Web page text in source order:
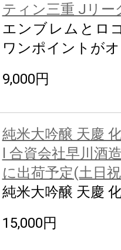
ティン三重 Jリー
エンブレムとロ
ワンポイントが
9,000円
純米大吟醸 天慶
l 合資会社早川酒
に出荷予定(土日
純米大吟醸 天慶
15,000円